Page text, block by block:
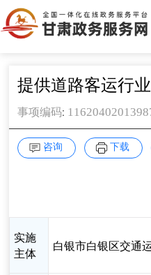
提供道路客运行
事项编码:
咨询 下载
实施
主体
白银市白银区交通